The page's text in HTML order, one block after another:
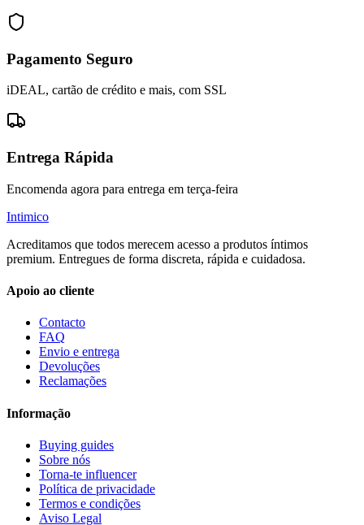
Pagamento Seguro
iDEAL, cartão de crédito e mais, com SSL
Entrega Rápida
Encomenda agora para entrega em terça-feira
Intimico
Acreditamos que todos merecem acesso a produtos íntimos
premium. Entregues de forma discreta, rápida e cuidadosa.
Apoio ao cliente
Contacto
FAQ
Envio e entrega
Devoluções
Reclamações
Informação
Buying guides
Sobre nós
Torna-te influencer
Política de privacidade
Termos e condições
Aviso Legal